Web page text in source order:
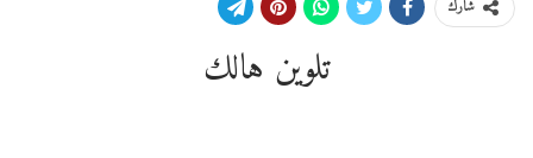
شارك
تلوين هالك